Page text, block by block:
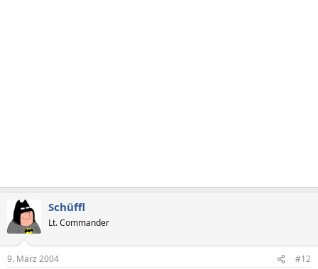
Schüffl
Lt. Commander
9. März 2004 #12